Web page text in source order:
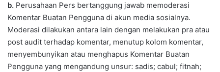
b. Perusahaan Pers bertanggung jawab memoderasi
Komentar Buatan Pengguna di akun media sosialnya.
Moderasi dilakukan antara lain dengan melakukan pra atau
post audit terhadap komentar, menutup kolom komentar,
menyembunyikan atau menghapus Komentar Buatan
Pengguna yang mengandung unsur: sadis; cabul; fitnah;